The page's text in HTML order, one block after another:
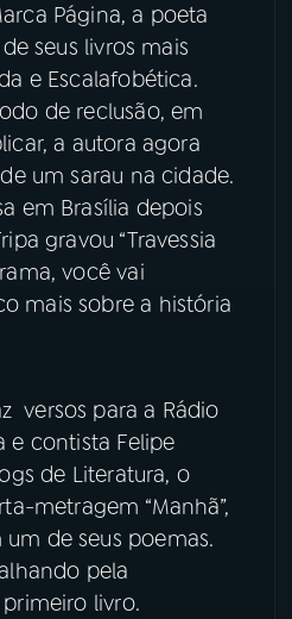
Facebook
X
Página, a poeta
seus livros mais
e Escalafobética.
de reclusão, em
a autora agora
um sarau na cidade.
em Brasília depois
gravou “Travessia
você vai
mais sobre a história
versos para a Rádio
e contista Felipe
de Literatura, o
metragem “Manhã”,
de seus poemas.
pela
livro.